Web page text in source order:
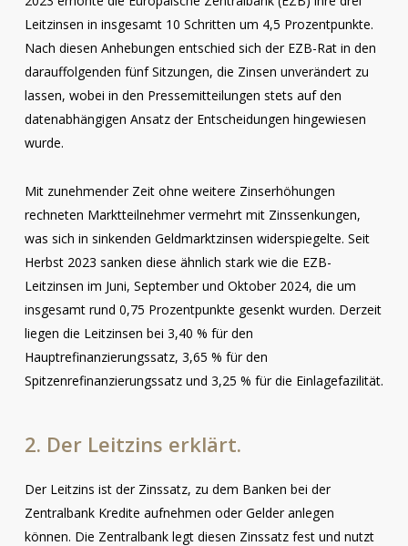
Leitzinsen in insgesamt 10 Schritten um 4,5 Prozentpunkte.
Nach diesen Anhebungen entschied sich der EZB-Rat in den
darauffolgenden fünf Sitzungen, die Zinsen unverändert zu
lassen, wobei in den Pressemitteilungen stets auf den
datenabhängigen Ansatz der Entscheidungen hingewiesen
wurde.
Mit zunehmender Zeit ohne weitere Zinserhöhungen
rechneten Marktteilnehmer vermehrt mit Zinssenkungen,
was sich in sinkenden Geldmarktzinsen widerspiegelte. Seit
Herbst 2023 sanken diese ähnlich stark wie die EZB-
Leitzinsen im Juni, September und Oktober 2024, die um
insgesamt rund 0,75 Prozentpunkte gesenkt wurden. Derzeit
liegen die Leitzinsen bei 3,40 % für den
Hauptrefinanzierungssatz, 3,65 % für den
Spitzenrefinanzierungssatz und 3,25 % für die Einlagefazilität.
2. Der Leitzins erklärt.
Der Leitzins ist der Zinssatz, zu dem Banken bei der
Zentralbank Kredite aufnehmen oder Gelder anlegen
können. Die Zentralbank legt diesen Zinssatz fest und nutzt